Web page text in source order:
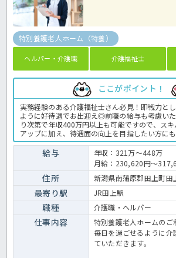
特別養護老人ホーム（特養）
ヘルパー・介護職 介護福祉士
ここがポイント！
実務経験のある介護福祉士さん必見！即戦力と
ように好待遇でお出迎え◎前職の給与も考慮い
り次第で年収400万円以上も可能ですので、ス
アップに加え、待遇面の向上を目指したい方に
いゆっくりとした介護を実践する定員100名の
の経験を活かして働いてみませんか？年間休日
化率も高い法人ですので、プライベートも充実
平均で2時間程度なので、独身の方も子育て世
いただけます◎お問い合わせはほっ介護まで！
です。 ＜介護職 正職員 特養の求人＞
給与
年収：321万～448万
月給：230,620円～
住所 新潟県南蒲原郡田上町田
最寄り駅 JR田上駅
職種 介護職・ヘルパー
仕事内容
特別養護老人ホームのご
毎日を過ごせるように介
ていただきます。